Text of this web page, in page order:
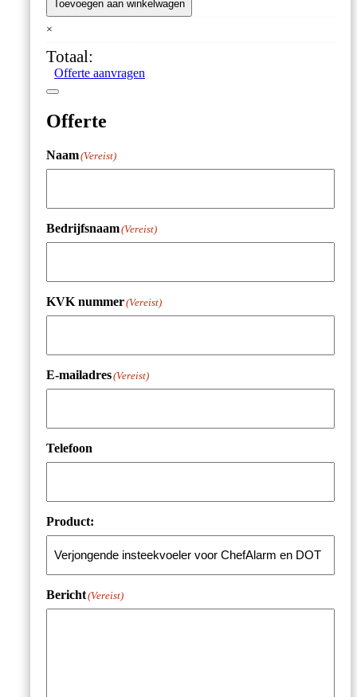
insteekvoeler
voor
ChefAlarm
DOT
aantal
Toevoegen aan winkelwagen
×
Totaal:
Offerte aanvragen
Offerte
Naam(Vereist)
Bedrijfsnaam(Vereist)
KVK nummer(Vereist)
E-mailadres(Vereist)
Telefoon
Product:
Bericht(Vereist)